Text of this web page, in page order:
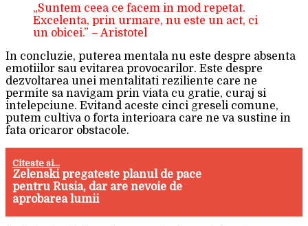
„Suntem ceea ce facem in mod repetat.
Excelenta, prin urmare, nu este un act, ci
un obicei.” – Aristotel
In concluzie, puterea mentala nu este despre absenta
emotiilor sau evitarea provocarilor. Este despre
dezvoltarea unei mentalitati reziliente care ne
permite sa navigam prin viata cu gratie, curaj si
intelepciune. Evitand aceste cinci greseli comune,
putem cultiva o forta interioara care ne va sustine in
fata oricaror obstacole.
Citeste si...
Zelenski pregateste planul de pace
pentru Rusia, dar are nevoie de
aprobarea lumii